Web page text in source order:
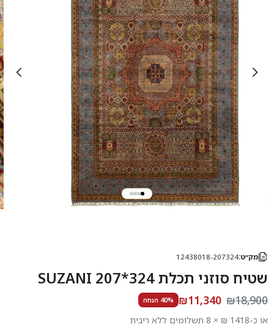
מק״ט:12438018-207324
שטיח סוזני תכלת 324*207 SUZANI
₪18,900
₪11,340 40% הנחה
או כ-1418 ₪ × 8 תשלומים ללא ריבית